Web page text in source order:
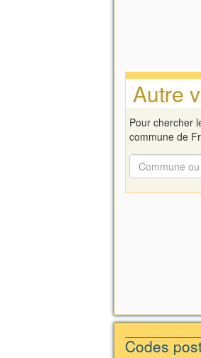
Autre
Pour chercher
commune de
Codes